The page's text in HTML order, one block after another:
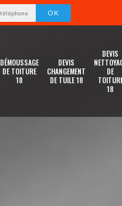
DÉMOUSSAGE
DE TOITURE
18
DEVIS
CHANGEMENT
DE TUILE 18
DEVIS
DE
18